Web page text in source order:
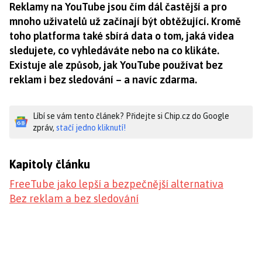
Reklamy na YouTube jsou čím dál častější a pro
mnoho uživatelů už začínají být obtěžující. Kromě
toho platforma také sbírá data o tom, jaká videa
sledujete, co vyhledáváte nebo na co klikáte.
Existuje ale způsob, jak YouTube používat bez
reklam i bez sledování – a navíc zdarma.
Líbí se vám tento článek? Přidejte si Chip.cz do Google
zpráv, stačí jedno kliknutí!
Kapitoly článku
FreeTube jako lepší a bezpečnější alternativa
Bez reklam a bez sledování